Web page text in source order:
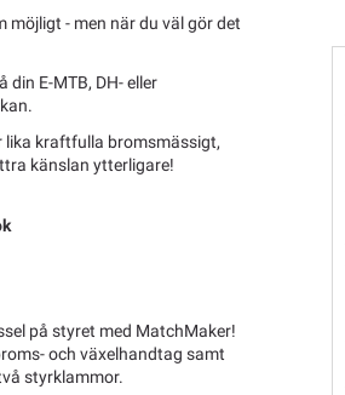
möjligt - men när du väl gör det
E-MTB, DH- eller
lika kraftfulla bromsmässigt,
känslan ytterligare!
på styret med MatchMaker!
och växelhandtag samt
styrklammor.